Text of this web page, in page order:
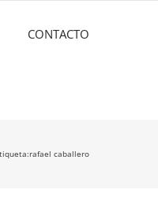
CONTACTO
rafael caballero